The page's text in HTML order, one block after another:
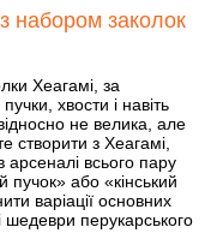
набором заколок
Хеагамі, за
хвости і навіть
не велика, але
створити з Хеагамі,
всього пару
або «кінський
варіації основних
шедеври перукарського